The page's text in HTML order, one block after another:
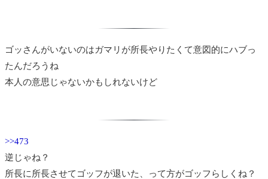
ゴッさんがいないのはガマリが所長やりたくて意図的にハブっ
たんだろうね
本人の意思じゃないかもしれないけど
>>473
逆じゃね？
所長に所長させてゴッフが退いた、って方がゴッフらしくね？